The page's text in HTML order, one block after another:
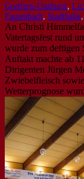
Greffern-Unzhurst,
Fautenbach, Stadthalle,
An Christi
Vatertagsfest rund
wurde zum deftigen
Auftakt machte ab
Dirigenten Jürgen
Zwiebelfleisch
Wetterprognose